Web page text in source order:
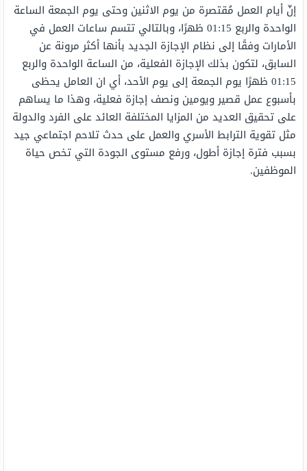
إنّ أيام العمل مُقتصرة من يوم الاثنين وحتى يوم الجمعة الساعة
الواحدة والربع 01:15 ظهرًا، وبالتالي تتسم ساعات العمل في
الأمارات وفقًا إلى نظام الإجازة الجديد بأنها أكثر مرونة عن
السابق، لتكون بذلك الإجازة الفعلية، من الساعة الواحدة والربع
01:15 ظهرًا يوم الجمعة إلى يوم الأحد، أي ان العامل يحظى
بأسبوع عمل قصير ويومين ونصف إجازة فعلية، وهذا ما يساهم
على تحقيق العديد من المزايا المختلفة العائد على الفرد والدولة
مثل تقوية الترابط الأسري والعمل على حدث تلاحم اجتماعي جيد
بسبب فترة إجازة أطول، ورفع مستوى الجودة التي تخص حياة
الموظفين.